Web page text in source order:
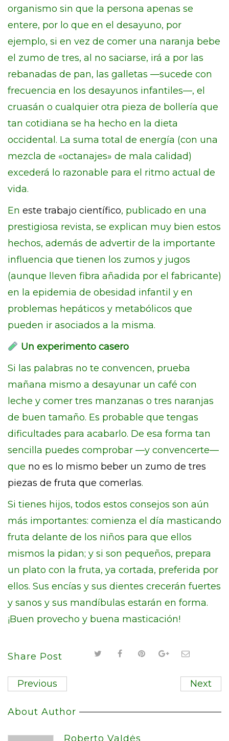
organismo sin que la persona apenas se
entere, por lo que en el desayuno, por
ejemplo, si en vez de comer una naranja bebe
el zumo de tres, al no saciarse, irá a por las
rebanadas de pan, las galletas —sucede con
frecuencia en los desayunos infantiles—, el
cruasán o cualquier otra pieza de bollería que
tan cotidiana se ha hecho en la dieta
occidental. La suma total de energía (con una
mezcla de «octanajes» de mala calidad)
excederá lo razonable para el ritmo actual de
vida.
En este trabajo científico, publicado en una
prestigiosa revista, se explican muy bien estos
hechos, además de advertir de la importante
influencia que tienen los zumos y jugos
(aunque lleven fibra añadida por el fabricante)
en la epidemia de obesidad infantil y en
problemas hepáticos y metabólicos que
pueden ir asociados a la misma.
Un experimento casero
Si las palabras no te convencen, prueba
mañana mismo a desayunar un café con
leche y comer tres manzanas o tres naranjas
de buen tamaño. Es probable que tengas
dificultades para acabarlo. De esa forma tan
sencilla puedes comprobar —y convencerte—
que no es lo mismo beber un zumo de tres
piezas de fruta que comerlas.
Si tienes hijos, todos estos consejos son aún
más importantes: comienza el día masticando
fruta delante de los niños para que ellos
mismos la pidan; y si son pequeños, prepara
un plato con la fruta, ya cortada, preferida por
ellos. Sus encías y sus dientes crecerán fuertes
y sanos y sus mandíbulas estarán en forma.
¡Buen provecho y buena masticación!
Share Post
Previous Next
About Author
Roberto Valdés